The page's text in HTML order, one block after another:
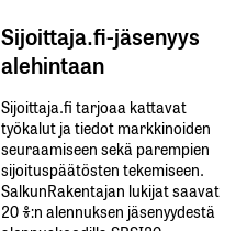
Sijoittaja.fi-jäsenyys
alehintaan
Sijoittaja.fi tarjoaa kattavat
työkalut ja tiedot markkinoiden
seuraamiseen sekä parempien
sijoituspäätösten tekemiseen.
SalkunRakentajan lukijat saavat
20 %:n alennuksen jäsenyydestä